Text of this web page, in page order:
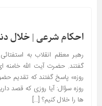
احکام شرعی | خلال
رهبر معظم انقلاب به
گفتند. حضرت آیت الله خامنه
روزه» پاسخ گفتند که تقدیم
روزه سؤال: آیا روزی که قصد
ها را خلال کنیم؟ […]